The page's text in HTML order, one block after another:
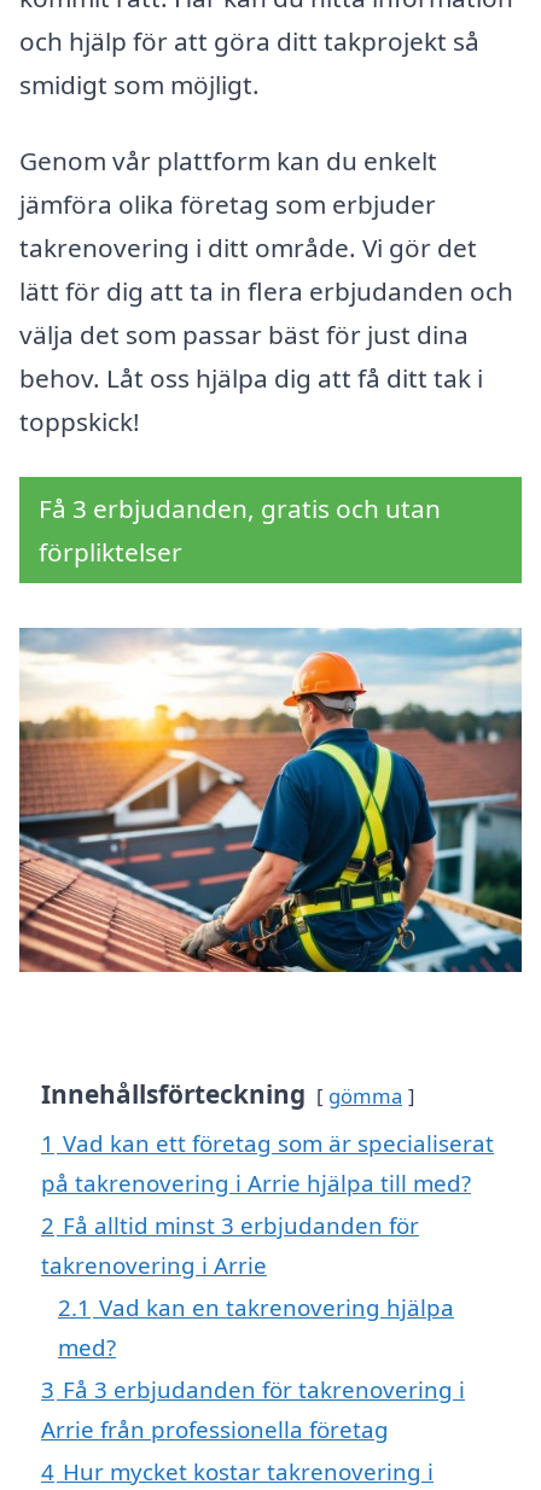
och hjälp för att göra ditt takprojekt så
smidigt som möjligt.
Genom vår plattform kan du enkelt
jämföra olika företag som erbjuder
takrenovering i ditt område. Vi gör det
lätt för dig att ta in flera erbjudanden och
välja det som passar bäst för just dina
behov. Låt oss hjälpa dig att få ditt tak i
toppskick!
Få 3 erbjudanden, gratis och utan
förpliktelser
Innehållsförteckning gömma
1 Vad kan ett företag som är specialiserat
på takrenovering i Arrie hjälpa till med?
2 Få alltid minst 3 erbjudanden för
takrenovering i Arrie
2.1 Vad kan en takrenovering hjälpa
med?
3 Få 3 erbjudanden för takrenovering i
Arrie från professionella företag
4 Hur mycket kostar takrenovering i